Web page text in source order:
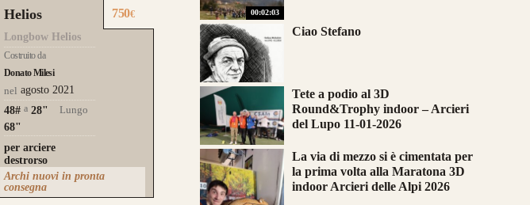
Helios
Longbow Helios
Costruito da
Donato Milesi
nel agosto 2021
48# a 28"
Lungo
68"
per arciere
destrorso
750€
Archi nuovi in pronta
consegna
00:02:03
Ciao Stefano
Tete a podio al 3D
Round&Trophy indoor – Arcieri
del Lupo 11-01-2026
La via di mezzo si è cimentata per
la prima volta alla Maratona 3D
indoor Arcieri delle Alpi 2026